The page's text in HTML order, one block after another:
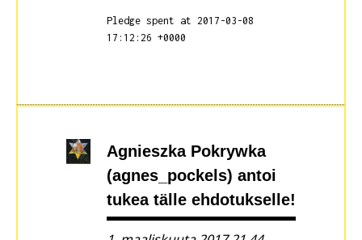
Pledge spent at 2017-03-08
17:12:26 +0000
Agnieszka Pokrywka
(agnes_pockels) antoi
tukea tälle ehdotukselle!